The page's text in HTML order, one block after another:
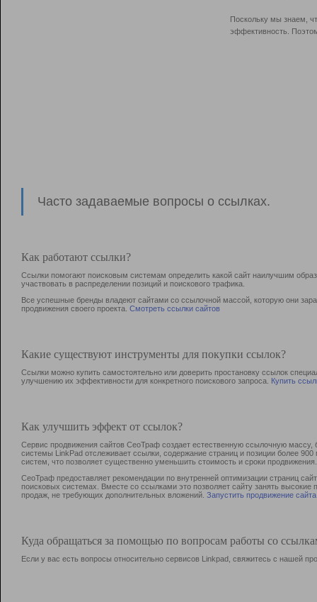
Поскольку мы знаем,
эффективность.
Часто задаваемые вопросы о ссылках.
Как работают ссылки?
Ссылки помогают поисковым системам определить какой сайт наилучшим
участвовать в раcпределении позиций и поискового трафика.
Все успешные бренды владеют сайтами со ссылочной массой, которую они
продвижения своего проекта. Смотреть ссылки сайтов
Какие существуют инструменты для покупки ссылок?
Ссылки можно купить самостоятельно или доверить простановку ссылок
улучшению их эффективности для конкретного поискового запроса. Купить
Как улучшить эффект от ссылок?
Сервис продвижения сайтов СеоТраф создает естественную ссылочную
системы LinkPad отслеживает ссылки, содержание страниц и позиции более
систем, что позволяет существенно уменьшить стоимость и сроки продвижения.
СеоТраф предоставляет рекомендации по внутренней оптимизации страниц
поисковых системах. Вместе со ссылками это позволяет сайту занять
продаж, не требующих дополнительных вложений. Запустить продвижение сайта
Куда обращаться за помощью по вопросам работы со
Если у вас есть вопросы относительно сервисов Linkpad, свяжитесь с нашей